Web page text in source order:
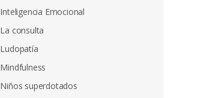
Inteligencia Emocional
La consulta
Ludopatía
Mindfulness
Niños superdotados